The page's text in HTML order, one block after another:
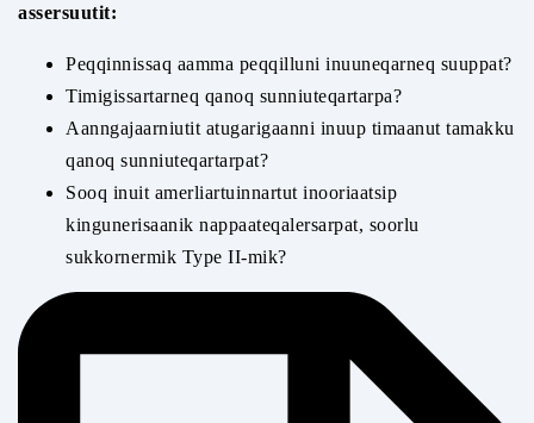
assersuutit:
Peqqinnissaq aamma peqqilluni inuuneqarneq suuppat?
Timigissartarneq qanoq sunniuteqartarpa?
Aanngajaarniutit atugarigaanni inuup timaanut tamakku
qanoq sunniuteqartarpat?
Sooq inuit amerliartuinnartut inooriaatsip
kingunerisaanik nappaateqalersarpat, soorlu
sukkornermik Type II-mik?